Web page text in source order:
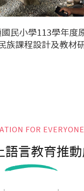
民小學113學年度
族課程設計及教材
FOR EVERYONE
語言教育推